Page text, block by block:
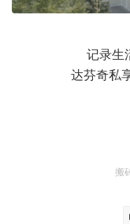
记录生
达芬奇私
搬